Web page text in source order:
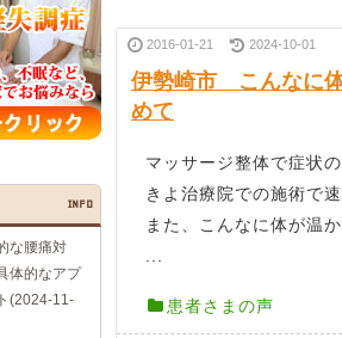
2016-01-21 2024-10-01
伊勢崎市 こんなに
めて
マッサージ整体で症状
きよ治療院での施術で
また、こんなに体が温
患者さまの声
INFO
な腰痛対
体的なアプ
(2024-11-